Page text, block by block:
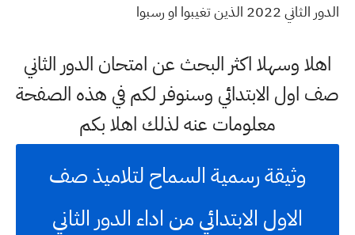
الدور الثاني 2022 الذين تغيبوا او رسبوا
اهلا وسهلا اكثر البحث عن امتحان الدور الثاني
صف اول الابتدائي وسنوفر لكم في هذه الصفحة
معلومات عنه لذلك اهلا بكم
وثيقة رسمية السماح لتلاميذ صف
الاول الابتدائي من اداء الدور الثاني